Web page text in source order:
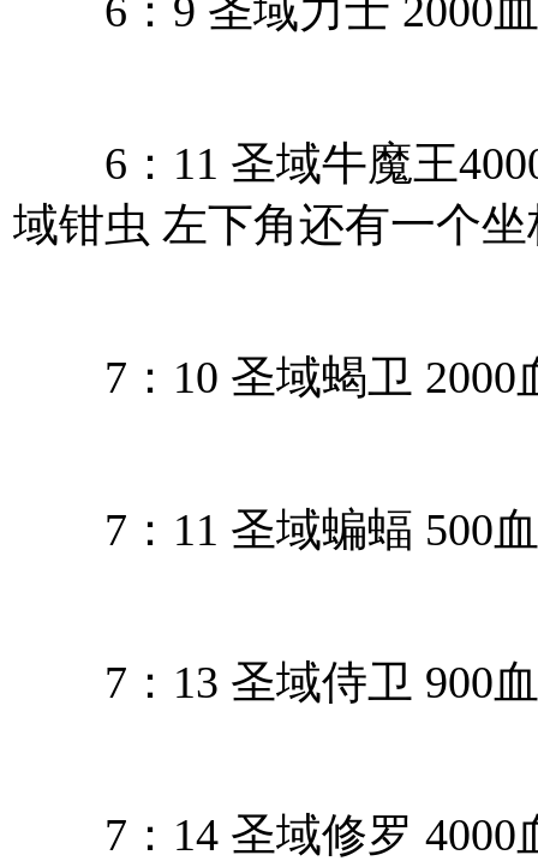
6：9 圣域力士 2000血
6：11 圣域牛魔王
域钳虫 左下角还有一个
7：10 圣域蝎卫 2000
7：11 圣域蝙蝠 500血
7：13 圣域侍卫 900血
7：14 圣域修罗 4000